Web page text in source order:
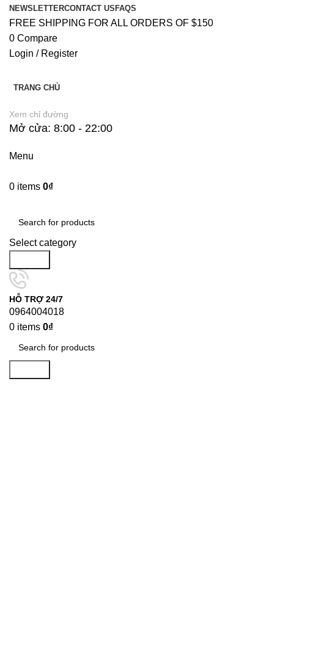
NEWSLETTERCONTACT US FAQS
FREE SHIPPING FOR ALL ORDERS OF $150
0 Compare
Login / Register
TRANG CHỦ
Xem chỉ đường
Mở cửa: 8:00 - 22:00
Menu
0 items 0₫
Select category
HỖ TRỢ 24/7
0964004018
0 items 0₫